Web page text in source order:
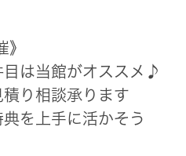
》
は当館がオススメ♪
り相談承ります
を上手に活かそう